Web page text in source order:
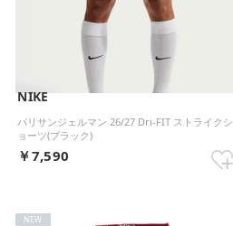
NIKE
パリサンジェルマン 26/27 Dri-FIT ストライクシ
ョーツ(ブラック)
￥7,590
NEW